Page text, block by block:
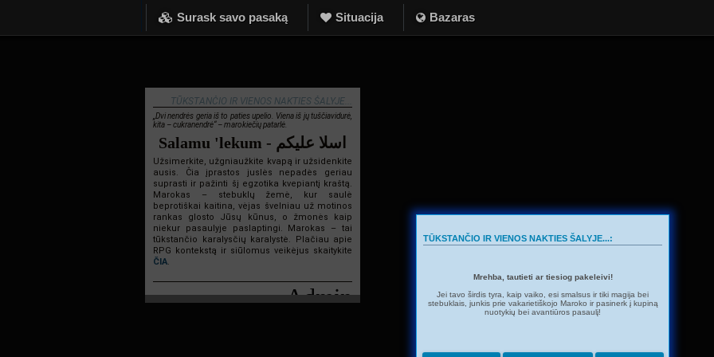
Surask savo pasaką Situacija Bazaras
TŪKSTANČIO IR VIENOS NAKTIES ŠALYJE...
„Dvi nendrės geria iš to paties upelio. Viena iš jų tuščiavidurė,
kita – cukranendrė“ – marokiečių patarlė.
Salamu 'lekum - اسلا عليكم
Užsimerkite, užgniaužkite kvapą ir užsidenkite
ausis. Čia įprastos juslės nepadės geriau
suprasti ir pažinti šį egzotika kvepiantį kraštą.
Marokas – stebuklų žemė, kur saulė
beprotiškai kaitina, vėjas švelniau už motinos
rankas glosto Jūsų kūnus, o žmonės kaip
niekur pasaulyje paslaptingi. Marokas – tai
tūkstančio karalysčių karalystė. Plačiau apie
RPG kontekstą ir siūlomus veikėjus skaitykite
ČIA.
Admin
TŪKSTANČIO IR VIENOS NAKTIES ŠALYJE...:
Mrehba, tautieti ar tiesiog pakeleivi!
Jei tavo širdis tyra, kaip vaiko, esi smalsus ir tiki magija bei
stebuklais, junkis prie vakarietiškojo Maroko ir pasinerk į kupiną
nuotykių bei avantiūros pasaulį!